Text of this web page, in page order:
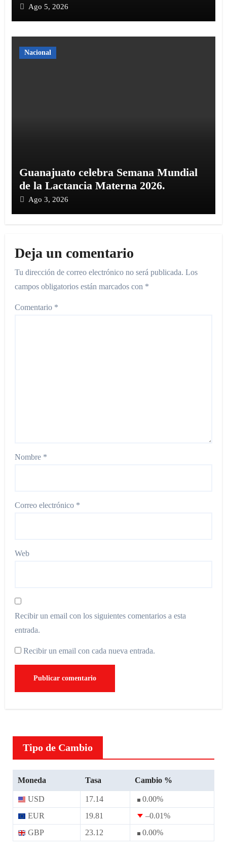
Ago 5, 2026
Nacional
Guanajuato celebra Semana Mundial
de la Lactancia Materna 2026.
Ago 3, 2026
Deja un comentario
Tu dirección de correo electrónico no será publicada. Los
campos obligatorios están marcados con *
Comentario *
Nombre *
Correo electrónico *
Web
Recibir un email con los siguientes comentarios a esta
entrada.
Recibir un email con cada nueva entrada.
Tipo de Cambio
Moneda Tasa Cambio %
USD 17.14 0.00%
EUR
19.81 –0.01%
GBP
23.12 0.00%